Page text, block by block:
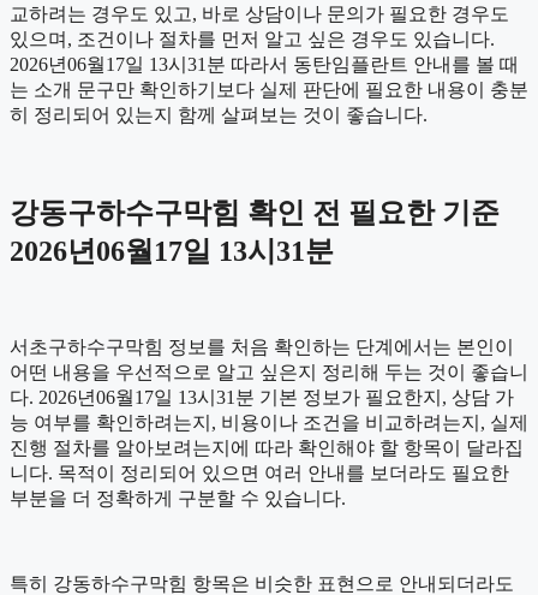
교하려는 경우도 있고, 바로 상담이나 문의가 필요한 경우도
있으며, 조건이나 절차를 먼저 알고 싶은 경우도 있습니다.
2026년06월17일 13시31분 따라서 동탄임플란트 안내를 볼 때
는 소개 문구만 확인하기보다 실제 판단에 필요한 내용이 충분
히 정리되어 있는지 함께 살펴보는 것이 좋습니다.
강동구하수구막힘 확인 전 필요한 기준
2026년06월17일 13시31분
서초구하수구막힘 정보를 처음 확인하는 단계에서는 본인이
어떤 내용을 우선적으로 알고 싶은지 정리해 두는 것이 좋습니
다. 2026년06월17일 13시31분 기본 정보가 필요한지, 상담 가
능 여부를 확인하려는지, 비용이나 조건을 비교하려는지, 실제
진행 절차를 알아보려는지에 따라 확인해야 할 항목이 달라집
니다. 목적이 정리되어 있으면 여러 안내를 보더라도 필요한
부분을 더 정확하게 구분할 수 있습니다.
특히 강동하수구막힘 항목은 비슷한 표현으로 안내되더라도